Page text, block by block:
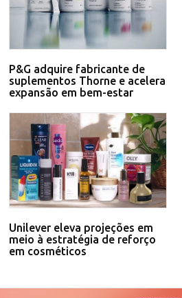
P&G adquire fabricante de
suplementos Thorne e acelera
expansão em bem-estar
Unilever eleva projeções em
meio à estratégia de reforço
em cosméticos